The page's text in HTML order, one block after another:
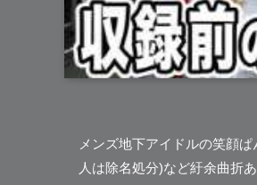
メンズ地下アイドルの笑顔ぱ
人は除名処分)など紆余曲折